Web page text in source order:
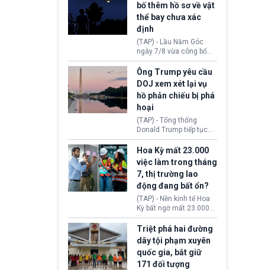
Quốc.
quyền tự ý xây phòng
khiêu vũ mới rộng
khoảng 90.000 feet
vuông tại khu vực Cánh
Đông Nhà Trắng.
bố thêm hồ sơ về vật
thể bay chưa xác
định
(TAP) - Lầu Năm Góc
ngày 7/8 vừa công bố
thêm 41 hồ sơ liên quan
đến UFO hay còn được
gọi là hiện tượng bất
thường chưa xác định
(UAP). Những tài liệu này
bao gồm hình ảnh,
video, báo cáo từ nhiều
cơ quan khác nhau như
Cục Điều tra Liên bang
(FBI), Cơ quan Tình báo
Trung ương (CIA) và Bộ
Ngoại giao (DOS).
Ông Trump yêu cầu
DOJ xem xét lại vụ
hồ phản chiếu bị phá
hoại
(TAP) - Tổng thống
Donald Trump tiếp tục
cho rằng, hồ phản chiếu
trước Đài tưởng niệm
Lincoln bị phá hoại. Lãnh
đạo Nhà Trắng yêu cầu
Bộ Tư pháp (DOJ) xem
xét lại quyết định hủy
truy tố những cá nhân bị
nghi ngờ làm hư hại
công trình.
Hoa Kỳ mất 23.000
việc làm trong tháng
7, thị trường lao
động đang bất ổn?
(TAP) - Nền kinh tế Hoa
Kỳ bất ngờ mất 23.000
việc làm vào tháng 7,
cho thấy thị trường lao
động có dấu hiệu suy
yếu sau thời gian duy trì
tương đối ổn định suốt
nửa năm 2026.
Triệt phá hai đường
dây tội phạm xuyên
quốc gia, bắt giữ
171 đối tượng